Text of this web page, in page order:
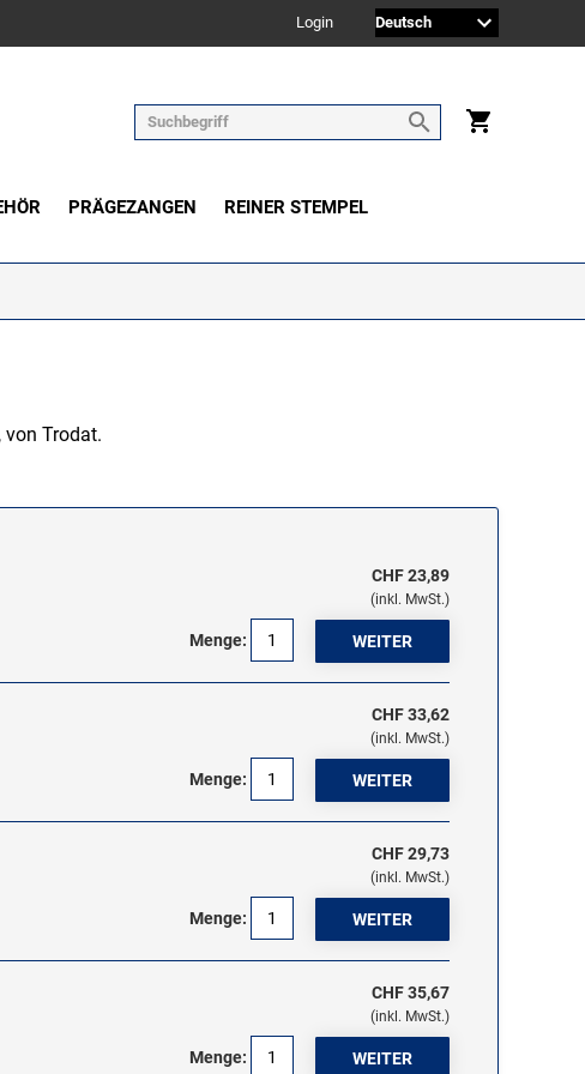
Login
PRÄGEZANGEN
REINER STEMPEL
von Trodat.
CHF 23,89
(inkl. MwSt.)
Menge:
CHF 33,62
(inkl. MwSt.)
Menge:
CHF 29,73
(inkl. MwSt.)
Menge:
CHF 35,67
(inkl. MwSt.)
Menge: